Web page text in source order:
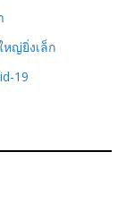
หญ่ยิ่งเล็ก
19